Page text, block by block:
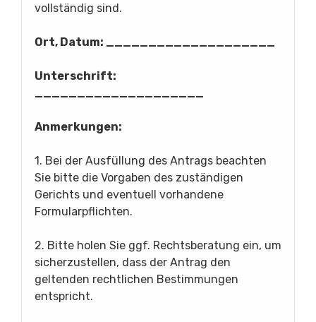
vollständig sind.
Ort, Datum: ____________________
Unterschrift:
Anmerkungen:
1. Bei der Ausfüllung des Antrags beachten
Sie bitte die Vorgaben des zuständigen
Gerichts und eventuell vorhandene
Formularpflichten.
2. Bitte holen Sie ggf. Rechtsberatung ein, um
sicherzustellen, dass der Antrag den
geltenden rechtlichen Bestimmungen
entspricht.